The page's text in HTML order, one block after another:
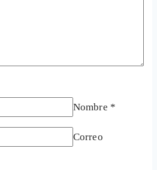
Nombre *
Correo